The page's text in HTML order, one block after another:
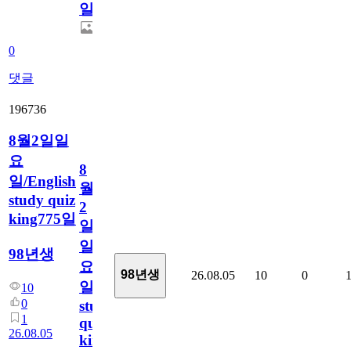
0
댓글
일
196736
8월2일일
요
일/English
study quiz
king775일
98년생
10
0
1
26.08.05
8
월
2
일
일
요
일/English
study
quiz
king775
98년생 26.08.05 10 0 1